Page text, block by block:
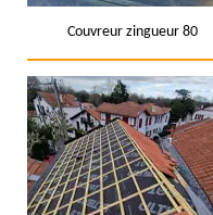
Couvreur zingueur 80